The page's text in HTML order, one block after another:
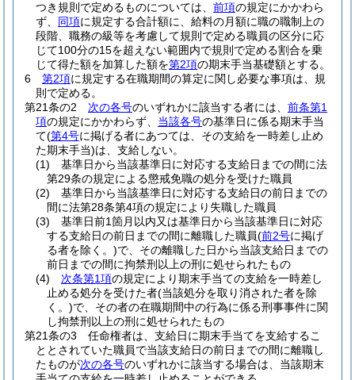
つき規則で定めるものについては、 前項の規定にかかわら
ず、 同項に規定する合計額に、給料の月額に職の職制上の
段階、職務の級等を考慮して規則で定める職員の区分に応
じて100分の15を超えない範囲内で規則で定める割合を乗
じて得た額を加算した額を第2項の期末手当基礎額とする。
6
第2項に規定する在職期間の算定に関し必要な事項は、規
則で定める。
第21条の2
次の各号のいずれかに該当する者には、 前条第1
項の規定にかかわらず、 当該各号の基準日に係る期末手当
て(第4号に掲げる者にあつては、その支給を一時差し止め
た期末手当)は、支給しない。
(1)
基準日から当該基準日に対応する支給日までの間に法
第29条の規定による懲戒免職の処分を受けた職員
(2)
基準日から当該基準日に対応する支給日の前日までの
間に法第28条第4項の規定により失職した職員
(3)
基準日前1箇月以内又は基準日から当該基準日に対応
する支給日の前日までの間に離職した職員(前2号に掲げ
る者を除く。)で、その離職した日から当該支給日までの
前日までの間に拘禁刑以上の刑に処せられたもの
(4)
次条第1項の規定により期末手当ての支給を一時差し
止める処分を受けた者(当該処分を取り消された者を除
く。)で、その者の在職期間中の行為に係る刑事事件に関
し拘禁刑以上の刑に処せられたもの
第21条の3
任命権者は、支給日に期末手当てを支給するこ
ととされていた職員で当該支給日の前日までの間に離職し
たものが次の各号のいずれかに該当する場合は、当該期末